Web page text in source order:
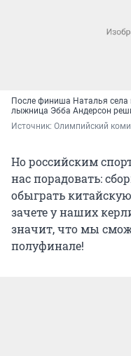
После финиша Наталья села
лыжница Эбба Андерсон
Источник: Олимпийский
Но российским
нас порадовать:
обыграть
зачете у наших
значит, что мы
полуфинале!